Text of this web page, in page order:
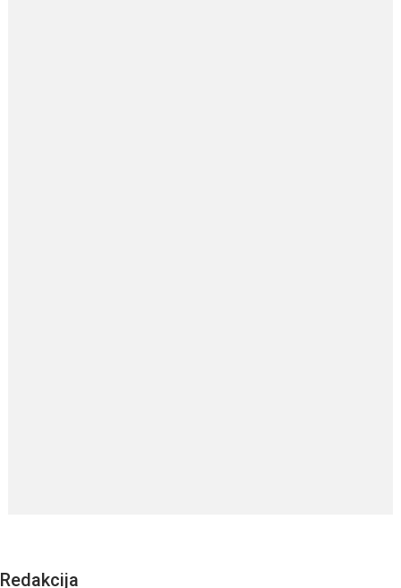
Redakcija